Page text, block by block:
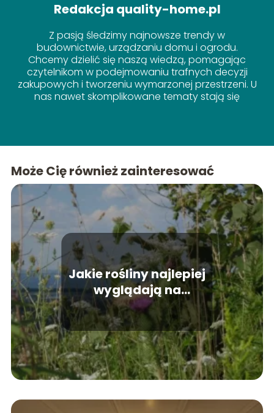
Redakcja quality-home.pl
Z pasją śledzimy najnowsze trendy w
budownictwie, urządzaniu domu i ogrodu.
Chcemy dzielić się naszą wiedzą, pomagając
czytelnikom w podejmowaniu trafnych decyzji
zakupowych i tworzeniu wymarzonej przestrzeni. U
nas nawet skomplikowane tematy stają się
Może Cię również zainteresować
Jakie rośliny najlepiej
wyglądają na
skarpach?